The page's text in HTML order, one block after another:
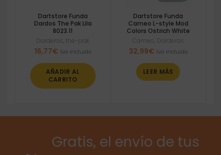
Dartstore Funda
Dardos The Pak Lila
8023.11
Darderas the-pak
16,77€ Iva incluido
AÑADIR AL
CARRITO
Dartstore Funda
Cameo L-style Mod
Colors Ostrich White
Cameo Darderas
32,99€ Iva incluido
LEER MÁS
Gratis, el envío de tus